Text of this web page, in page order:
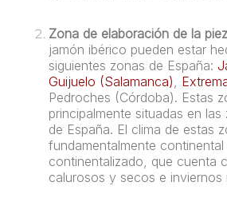
Zona de elaboración de la
jamón ibérico pueden estar
siguientes zonas de España:
Guijuelo (Salamanca)
Pedroches (Córdoba). Estas
principalmente situadas en
de España. El clima de estas
fundamentalmente
continentalizado, que cuenta
calurosos y secos e inviernos